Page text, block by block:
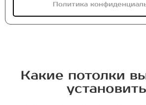
Политика
Какие потолки